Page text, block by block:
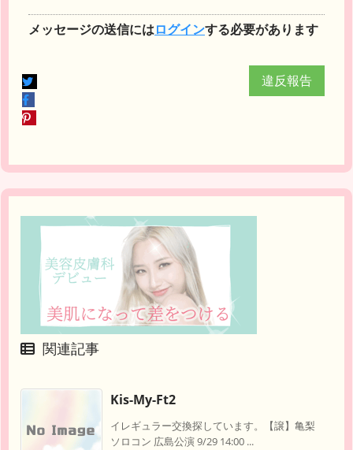
メッセージの送信にはログインする必要があります
違反報告
関連記事
Kis-My-Ft2
イレギュラー交換探しています。【譲】亀梨
ソロコン 広島公演 9/29 14:00 ...